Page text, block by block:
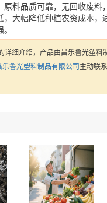
料品质可靠，无回收废
大幅降低种植农资成本
详细介绍，产品由昌乐鲁光塑料
乐鲁光塑料制品有限公司 主动联